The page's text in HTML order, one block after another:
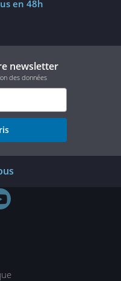
en 48h
newsletter
des données